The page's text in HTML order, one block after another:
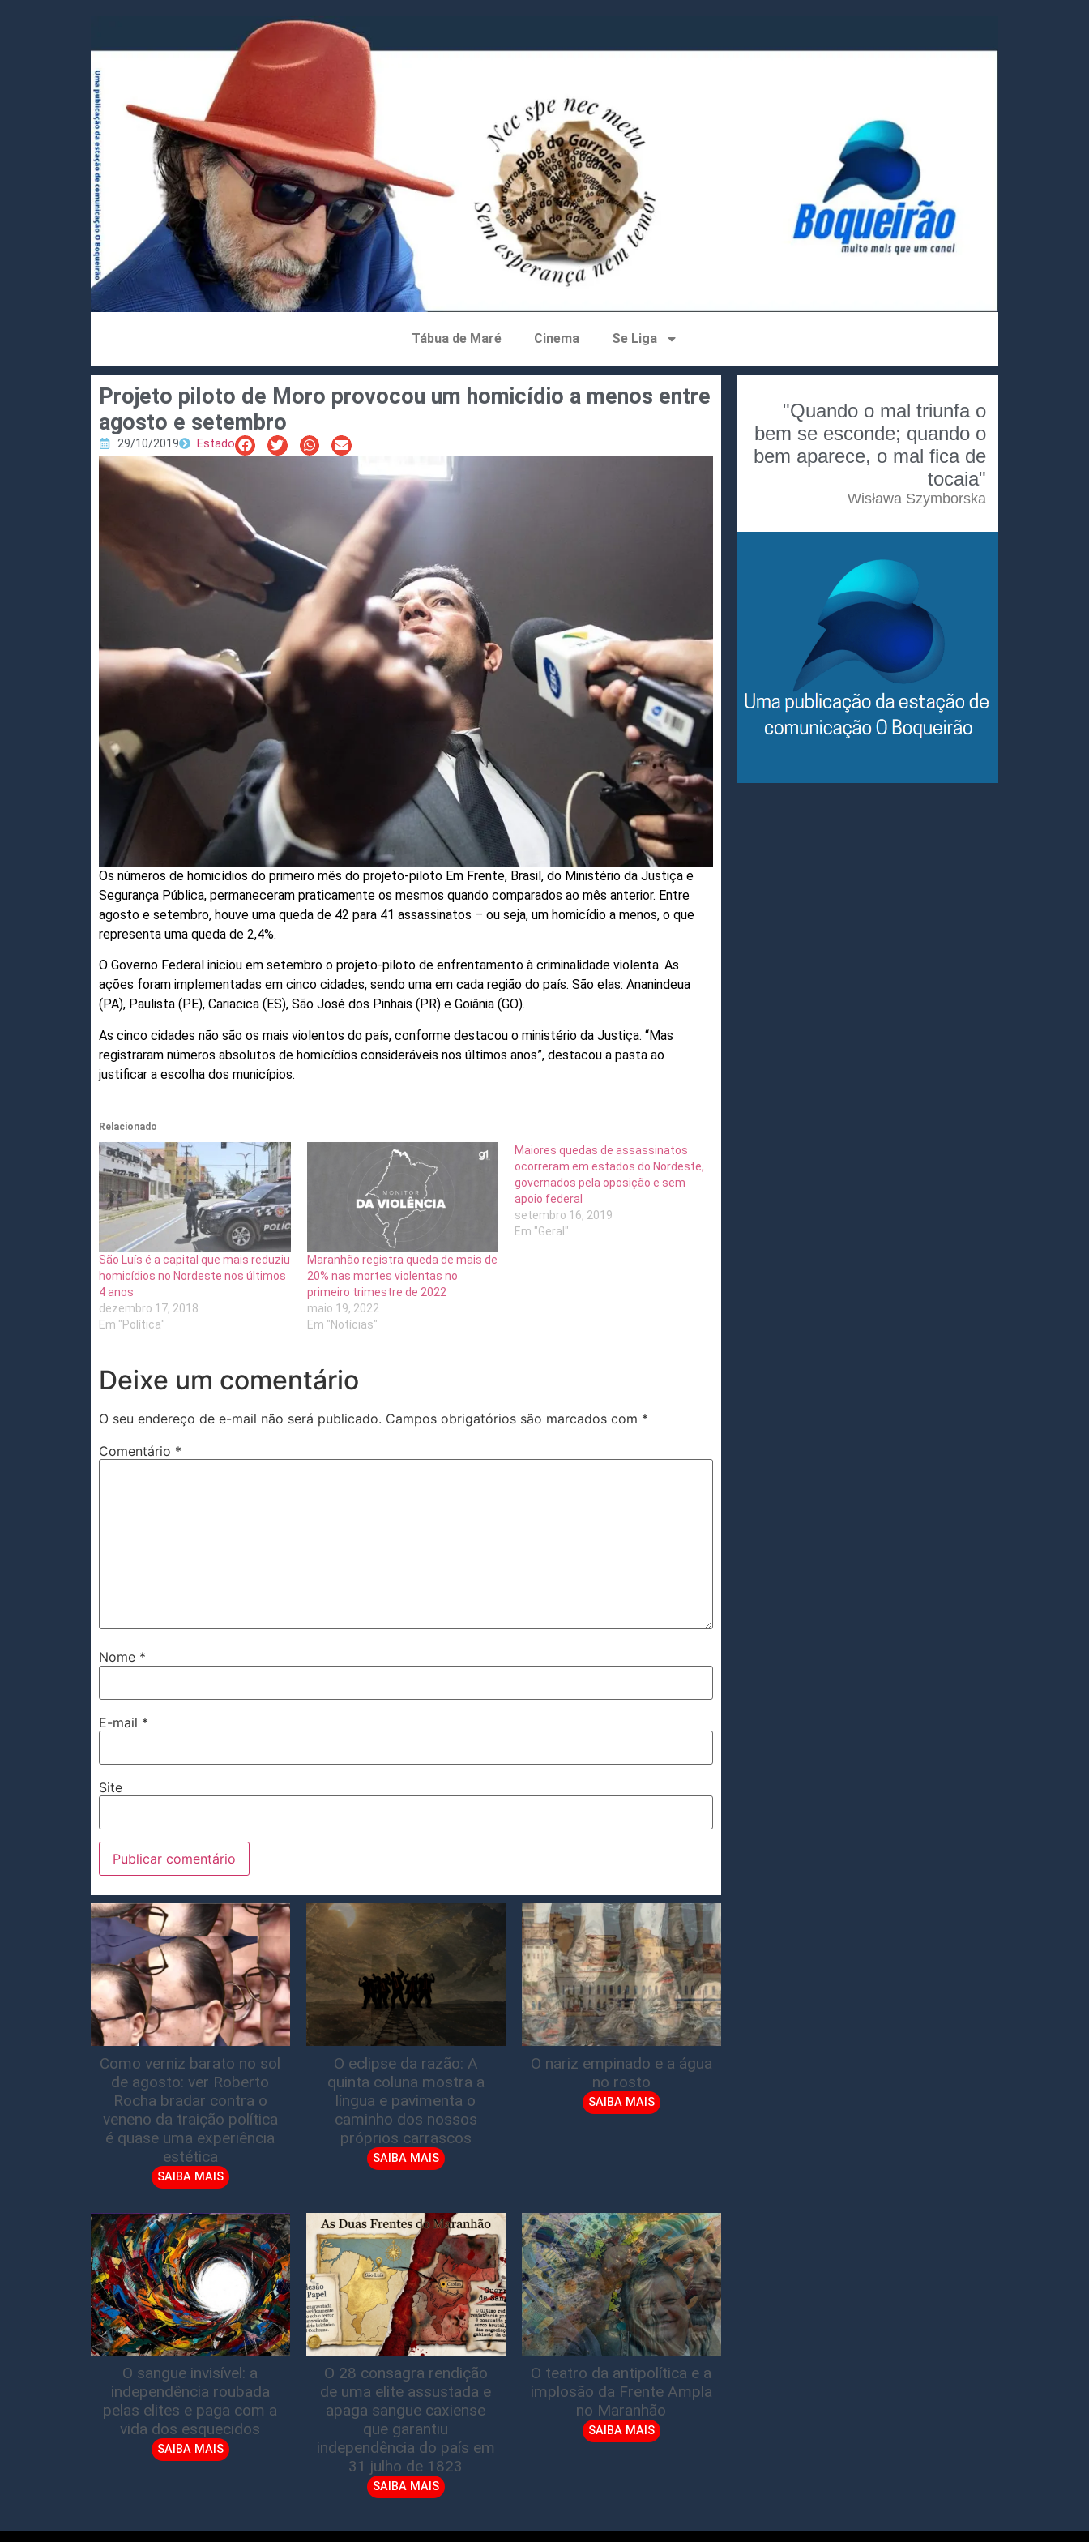
Tábua de Maré Cinema Se Liga
Projeto piloto de Moro provocou um homicídio a menos entre
agosto e setembro
29/10/2019 Estado
Os números de homicídios do primeiro mês do projeto-piloto Em Frente, Brasil, do Ministério da Justiça e
Segurança Pública, permaneceram praticamente os mesmos quando comparados ao mês anterior. Entre
agosto e setembro, houve uma queda de 42 para 41 assassinatos – ou seja, um homicídio a menos, o que
representa uma queda de 2,4%.
O Governo Federal iniciou em setembro o projeto-piloto de enfrentamento à criminalidade violenta. As
ações foram implementadas em cinco cidades, sendo uma em cada região do país. São elas: Ananindeua
(PA), Paulista (PE), Cariacica (ES), São José dos Pinhais (PR) e Goiânia (GO).
As cinco cidades não são os mais violentos do país, conforme destacou o ministério da Justiça. “Mas
registraram números absolutos de homicídios consideráveis nos últimos anos”, destacou a pasta ao
justificar a escolha dos municípios.
Relacionado
São Luís é a capital que mais reduziu
homicídios no Nordeste nos últimos
4 anos
dezembro 17, 2018
Em "Política"
Maranhão registra queda de mais de
20% nas mortes violentas no
primeiro trimestre de 2022
maio 19, 2022
Em "Notícias"
Maiores quedas de assassinatos
ocorreram em estados do Nordeste,
governados pela oposição e sem
apoio federal
setembro 16, 2019
Em "Geral"
Deixe um comentário
O seu endereço de e-mail não será publicado. Campos obrigatórios são marcados com *
Comentário *
Nome *
E-mail *
Site
Como verniz barato no sol
de agosto: ver Roberto
Rocha bradar contra o
veneno da traição política
é quase uma experiência
estética
SAIBA MAIS
O eclipse da razão: A
quinta coluna mostra a
língua e pavimenta o
caminho dos nossos
próprios carrascos
SAIBA MAIS
O nariz empinado e a água
no rosto
SAIBA MAIS
O sangue invisível: a
independência roubada
pelas elites e paga com a
vida dos esquecidos
SAIBA MAIS
O 28 consagra rendição
de uma elite assustada e
apaga sangue caxiense
que garantiu
independência do país em
31 julho de 1823
SAIBA MAIS
O teatro da antipolítica e a
implosão da Frente Ampla
no Maranhão
SAIBA MAIS
"Quando o mal triunfa o
bem se esconde; quando o
bem aparece, o mal fica de
tocaia"
Wisława Szymborska